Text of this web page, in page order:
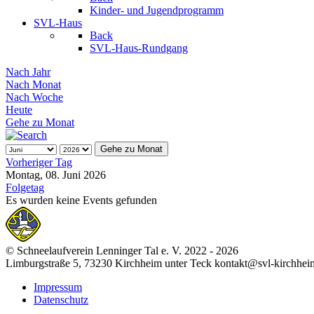
Kinder- und Jugendprogramm
SVL-Haus
Back
SVL-Haus-Rundgang
Nach Jahr
Nach Monat
Nach Woche
Heute
Gehe zu Monat
Gehe zu Monat
Vorheriger Tag
Montag, 08. Juni 2026
Folgetag
Es wurden keine Events gefunden
© Schneelaufverein Lenninger Tal e. V. 2022 - 2026
Limburgstraße 5, 73230 Kirchheim unter Teck kontakt@svl-
Impressum
Datenschutz